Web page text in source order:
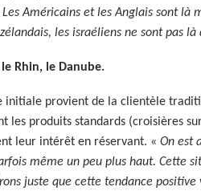
Américains et les Anglais sont là
les israéliens ne sont pas là
Rhin, le Danube.
initiale provient de la clientèle
les produits standards (croisières
leur intérêt en réservant. « On est
même un peu plus haut. Cette
juste que cette tendance positive